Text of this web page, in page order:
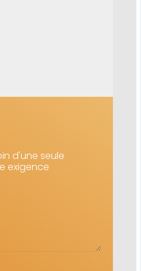
d'une seule
exigence